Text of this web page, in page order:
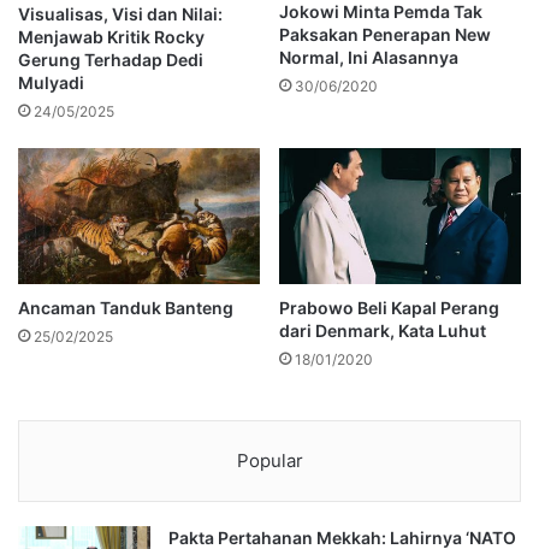
Visualisas, Visi dan Nilai:
Menjawab Kritik Rocky
Gerung Terhadap Dedi
Mulyadi
24/05/2025
Jokowi Minta Pemda Tak
Paksakan Penerapan New
Normal, Ini Alasannya
30/06/2020
Ancaman Tanduk Banteng
25/02/2025
Prabowo Beli Kapal Perang
dari Denmark, Kata Luhut
18/01/2020
Popular
Pakta Pertahanan Mekkah: Lahirnya ‘NATO